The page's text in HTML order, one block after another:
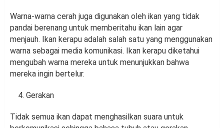
Warna-warna cerah juga digunakan oleh ikan yang tidak
pandai berenang untuk memberitahu ikan lain agar
menjauh. Ikan kerapu adalah salah satu yang menggunakan
warna sebagai media komunikasi. Ikan kerapu diketahui
mengubah warna mereka untuk menunjukkan bahwa
mereka ingin bertelur.
Gerakan
Tidak semua ikan dapat menghasilkan suara untuk